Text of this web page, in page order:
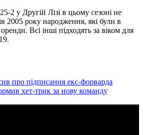
2 у Другій Лізі в цьому сезоні не
2005 року народження, які були в
Всі інші підходять за віком для
про підписання екс-форварда
хет-трик за нову команду